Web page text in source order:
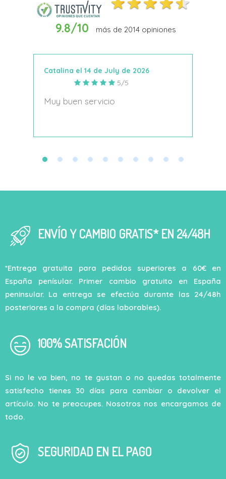
9.8/10 más de 2014opiniones
Catalina el 14 de July de 2026
5/5
Muy buen servicio
ENVÍO Y CAMBIO GRATIS* EN 24/48H
*Entrega gratuita para pedidos superiores a 60€ en
España penísular. Primer cambio gratuito en España
peninsular. La entrega se efectúa durante las 24/48h
posteriores a la compra (días laborables).
100% SATISFACIÓN
Si no le va bien, no te gustan o no quedas totalmente
satisfecho tienes 30 días para cambiar o devolver el
artículo. No te preocupes. Nosotros nos encargamos de
todo.
SEGURIDAD EN EL PAGO